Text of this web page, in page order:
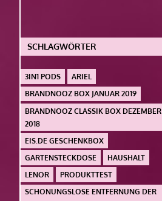
SCHLAGWÖRTER
3IN1 PODS
ARIEL
BRANDNOOZ BOX JANUAR 2019
BRANDNOOZ CLASSIK BOX DEZEMBER
2018
EIS.DE GESCHENKBOX
GARTENSTECKDOSE
HAUSHALT
LENOR
PRODUKTTEST
SCHONUNGSLOSE ENTFERNUNG DER